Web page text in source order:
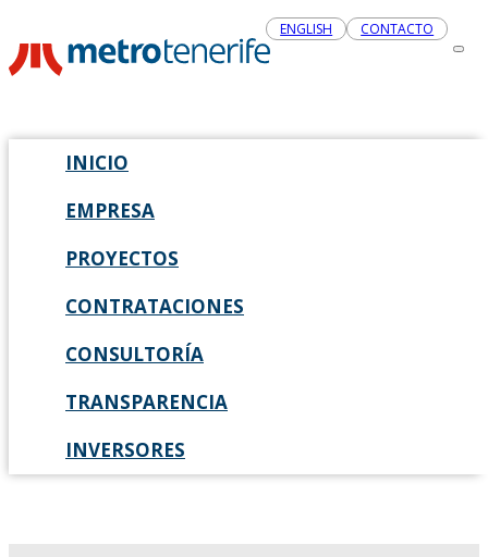
ENGLISH CONTACTO
INICIO
EMPRESA
PROYECTOS
CONTRATACIONES
CONSULTORÍA
TRANSPARENCIA
INVERSORES